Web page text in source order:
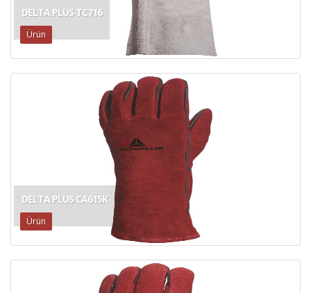
DELTA PLUS TC716
Ürün
DELTA PLUS CA615K
Ürün